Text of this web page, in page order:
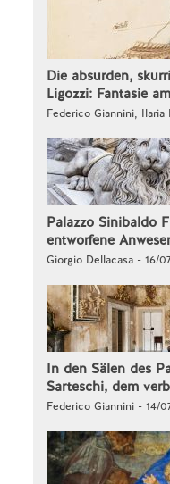
Die absurden,
Ligozzi: Fantasie
Federico Giannini, Ilaria
Palazzo Sinibaldo
entworfene
Giorgio Dellacasa - 16/
In den Sälen des
Sarteschi, dem
Federico Giannini - 14/